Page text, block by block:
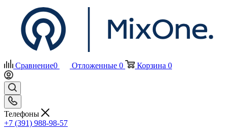
Сравнение0 Отложенные 0 Корзина 0
Телефоны
+7 (391) 988-98-57